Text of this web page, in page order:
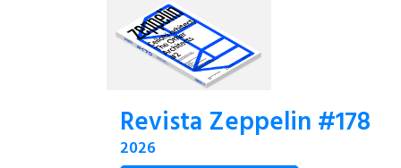
Revista Zeppelin #178
2026